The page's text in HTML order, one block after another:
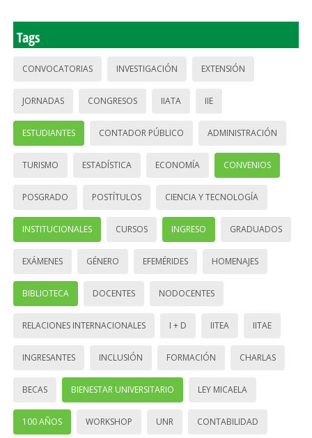
Tags
CONVOCATORIAS INVESTIGACIÓN EXTENSIÓN
JORNADAS CONGRESOS IIATA IIE
ESTUDIANTES CONTADOR PÚBLICO ADMINISTRACIÓN
TURISMO ESTADÍSTICA ECONOMÍA CONVENIOS
POSGRADO POSTÍTULOS CIENCIA Y TECNOLOGÍA
INSTITUCIONALES CURSOS INGRESO GRADUADOS
EXÁMENES GÉNERO EFEMÉRIDES HOMENAJES
BIBLIOTECA DOCENTES NODOCENTES
RELACIONES INTERNACIONALES I + D IITEA IITAE
INGRESANTES INCLUSIÓN FORMACIÓN CHARLAS
BECAS BIENESTAR UNIVERSITARIO LEY MICAELA
100 AÑOS WORKSHOP UNR CONTABILIDAD